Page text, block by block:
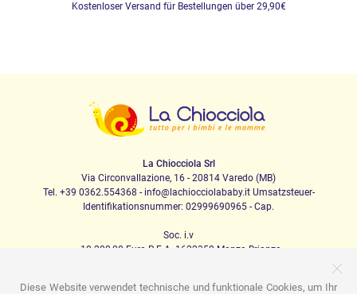
Kostenloser Versand für Bestellungen über 29,90€
La Chiocciola Srl
Via Circonvallazione, 16 - 20814 Varedo (MB)
Tel. +39 0362.554368 - info@lachiocciolababy.it Umsatzsteuer-
Identifikationsnummer: 02999690965 - Cap.
Soc. i.v
. 10.200,00 Euro R.E.A. 1622350 Monza Brianza
Diese Website verwendet technische und funktionale Cookies, um Ihr